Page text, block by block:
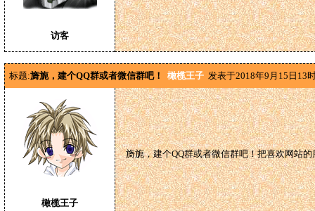
访客
标题:旖旎，建个QQ群或者微信群吧！ 橄榄王子 发表于2018年9月15日13
橄榄王子
旖旎，建个QQ群或者微信群吧！把喜欢网站